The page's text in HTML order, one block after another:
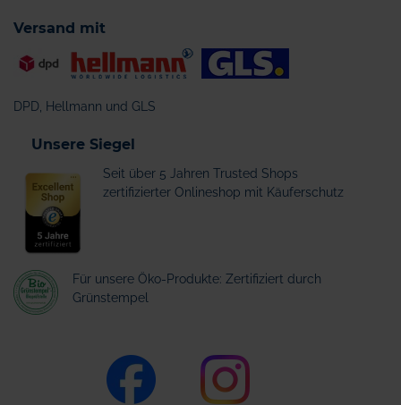
Versand mit
DPD, Hellmann und GLS
Unsere Siegel
Seit über 5 Jahren Trusted Shops
zertifizierter Onlineshop mit Käuferschutz
Für unsere Öko-Produkte: Zertifiziert durch
Grünstempel